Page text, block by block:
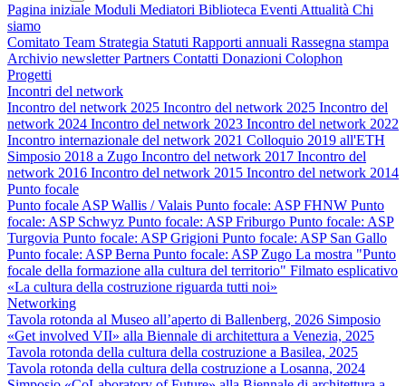
Pagina iniziale Moduli Mediatori Biblioteca Eventi Attualità Chi
siamo
Comitato Team Strategia Statuti Rapporti annuali Rassegna stampa
Archivio newsletterPartners Contatti Donazioni Colophon
Progetti
Incontri del network
Incontro del network 2025 Incontro del network 2025 Incontro del
network 2024 Incontro del network 2023 Incontro del network 2022
Incontro internazionale del network 2021 Colloquio 2019 all'ETH
Simposio 2018 a Zugo Incontro del network 2017 Incontro del
network 2016 Incontro del network 2015 Incontro del network 2014
Punto focale
Punto focale ASP Wallis / Valais Punto focale: ASP FHNW Punto
focale: ASP Schwyz Punto focale: ASP Friburgo Punto focale: ASP
Turgovia Punto focale: ASP Grigioni Punto focale: ASP San Gallo
Punto focale: ASP Berna Punto focale: ASP Zugo La mostra "Punto
focale della formazione alla cultura del territorio" Filmato esplicativo
«La cultura della costruzione riguarda tutti noi»
Networking
Tavola rotonda al Museo all’aperto di Ballenberg, 2026 Simposio
«Get involved VII» alla Biennale di architettura a Venezia, 2025
Tavola rotonda della cultura della costruzione a Basilea, 2025
Tavola rotonda della cultura della costruzione a Losanna, 2024